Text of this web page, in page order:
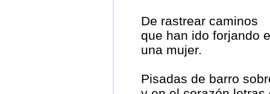
De rastrear caminos
que han ido forjando
una mujer.
Pisadas de barro